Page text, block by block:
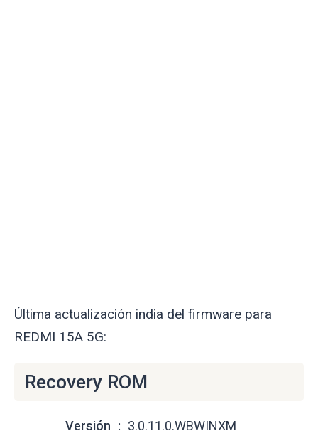
Última actualización india del firmware para
REDMI 15A 5G:
Recovery ROM
Versión 3.0.11.0.WBWINXM